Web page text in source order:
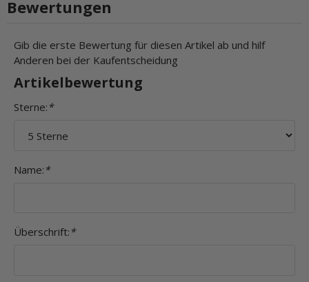
Bewertungen
Gib die erste Bewertung für diesen Artikel ab und hilf
Anderen bei der Kaufentscheidung
Artikelbewertung
Sterne: *
Name: *
Überschrift: *